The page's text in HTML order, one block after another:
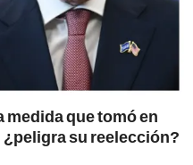
medida que tomó en
su reelección?